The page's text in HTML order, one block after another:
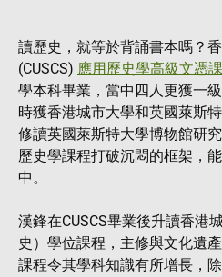
讀歷史，就等於背誦書本嗎？
(CUSCS) 應用歷史學高級文憑
學本科畢業，當中四人更獲一
時獲香港城市大學和英國萊斯
修讀英國萊斯特大學博物館研
歷史學課程打破沉悶的框架，
中。
漢鋒在CUSCS畢業後升讀香港
史）學位課程，主修與文化遺
課程令其學科知識有所增長，